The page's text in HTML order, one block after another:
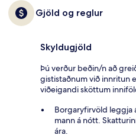
Gjöld og reglur
Skyldugjöld
Þú verður beðin/n að
gististaðnum við innritun
viðeigandi sköttum
Borgaryfirvöld leggja
mann á nótt.
ára.